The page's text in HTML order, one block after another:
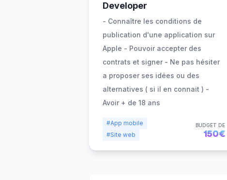
Developer
- Connaître les conditions de
publication d'une application sur
Apple - Pouvoir accepter des
contrats et signer - Ne pas hésiter
a proposer ses idées ou des
alternatives ( si il en connait ) -
Avoir + de 18 ans
#App mobile
#Site web
BUDGET DE
150€